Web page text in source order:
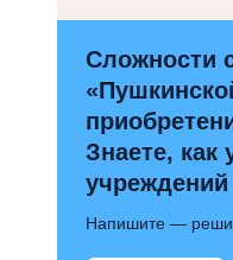
Сложности
Знаете, как
Напишите —